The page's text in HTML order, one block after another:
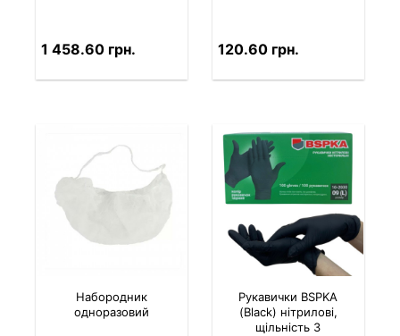
1 458.60 грн. 120.60 грн.
Набородник
одноразовий
Рукавички BSPKA
(Black) нітрилові,
щільність 3